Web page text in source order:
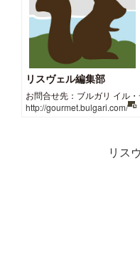
リスヴェル編集部
お問合せ先：ブルガリ イル
http://gourmet.bulgari.com/
リス